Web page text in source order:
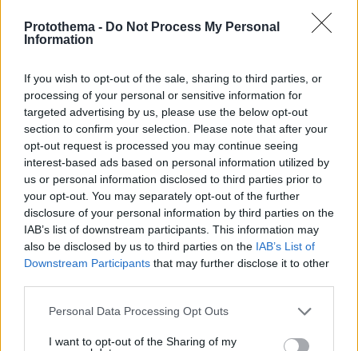
Protothema - Do Not Process My Personal
Information
If you wish to opt-out of the sale, sharing to third parties, or
processing of your personal or sensitive information for
targeted advertising by us, please use the below opt-out
section to confirm your selection. Please note that after your
opt-out request is processed you may continue seeing
interest-based ads based on personal information utilized by
us or personal information disclosed to third parties prior to
your opt-out. You may separately opt-out of the further
disclosure of your personal information by third parties on the
IAB’s list of downstream participants. This information may
also be disclosed by us to third parties on the IAB’s List of
Downstream Participants that may further disclose it to other
Please note that this website/app uses one or more Google
not limited to your visit or usage behaviour. You may click to
Personal Data Processing Opt Outs
I want to opt-out of the Sharing of my
Τα φρούτα που επιλέγουν 4 ενδοκρινολόγοι για
καλύτερο έλεγχο του σακχάρου – Το ένα μειώνει
το λίπος στην κοιλιά
06.08.2026, 08:01